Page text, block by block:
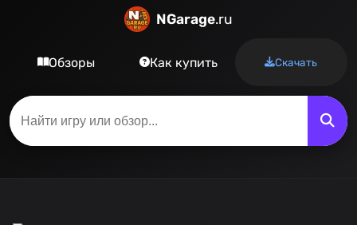
NGarage.ru
Обзоры Как купить Скачать